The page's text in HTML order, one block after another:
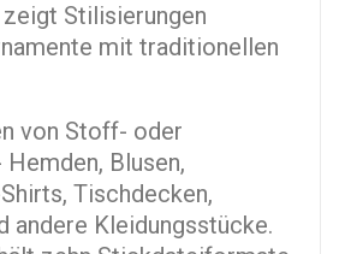
zeigt Stilisierungen
mit traditionellen
von Stoff- oder
Blusen,
Tischdecken,
andere Kleidungsstücke.